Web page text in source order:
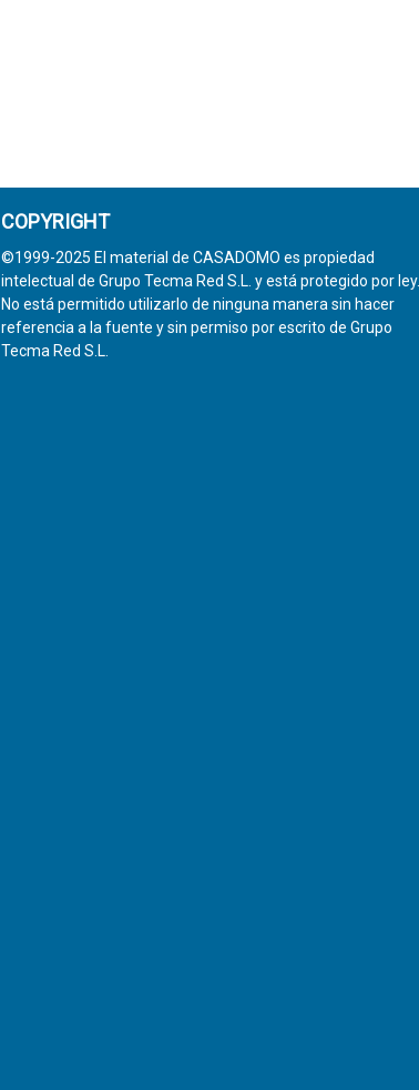
COPYRIGHT
©1999-2025 El material de CASADOMO es propiedad
intelectual de Grupo Tecma Red S.L. y está protegido por ley.
No está permitido utilizarlo de ninguna manera sin hacer
referencia a la fuente y sin permiso por escrito de Grupo
Tecma Red S.L.